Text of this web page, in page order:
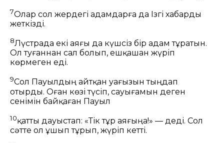
7Олар сол жердегі адамдарға да Ізгі хабарды
жеткізді.
8Лүстрада екі аяғы да күшсіз бір адам тұратын.
Ол туғаннан сал болып, ешқашан жүріп
көрмеген еді.
9Сол Пауылдың айтқан уағызын тыңдап
отырды. Оған көзі түсіп, сауығамын деген
сенімін байқаған Пауыл
10қатты дауыстап: «Тік тұр аяғыңа!» — деді. Сол
сәтте ол ұшып тұрып, жүріп кетті.